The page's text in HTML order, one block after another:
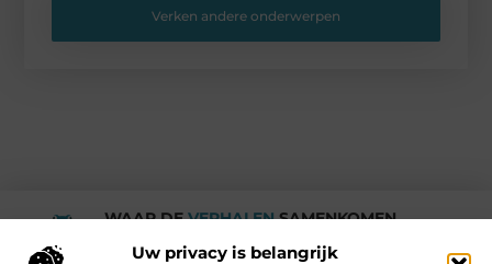
Uw privacy is belangrijk
Verken andere onderwerpen
WAAR DEVERHALENSAMENKOMEN.